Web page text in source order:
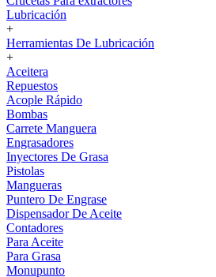
Lubricación
+
Herramientas De Lubricación
+
Aceitera
Repuestos
Acople Rápido
Bombas
Carrete Manguera
Engrasadores
Inyectores De Grasa
Pistolas
Mangueras
Puntero De Engrase
Dispensador De Aceite
Contadores
Para Aceite
Para Grasa
Monupunto